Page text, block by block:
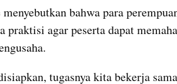
bahwa para
praktisi agar peserta dapat
tugasnya kita bekerja